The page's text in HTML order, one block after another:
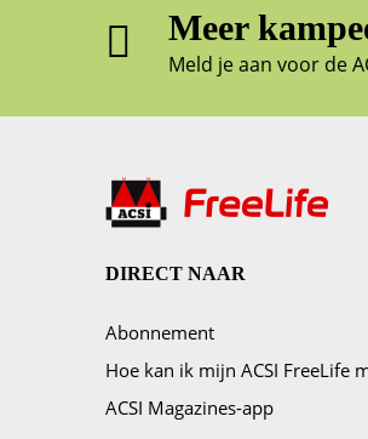
Meer
Meld je aan voor de
DIRECT NAAR
Abonnement
ACSI Magazines-app